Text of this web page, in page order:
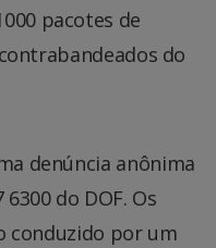
pacotes de
do
denúncia anônima
do DOF. Os
conduzido por um